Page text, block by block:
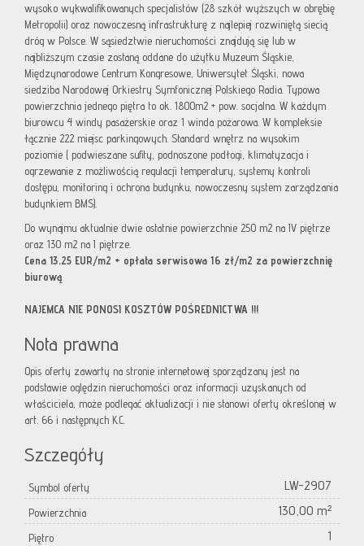
wysoko wykwalifikowanych specjalistów (28 szkół wyższych w obrębię
Metropolii) oraz nowoczesną infrastrukturę z najlepiej rozwiniętą siecią
dróg w Polsce. W sąsiedztwie nieruchomości znajdują się lub w
najbliższym czasie zostaną oddane do użytku Muzeum Śląskie,
Międzynarodowe Centrum Kongresowe, Uniwersytet Śląski, nowa
siedziba Narodowej Orkiestry Symfonicznej Polskiego Radia. Typowa
powierzchnia jednego piętra to ok. 1800m2 + pow. socjalna. W każdym
biurowcu 4 windy pasażerskie oraz 1 winda pożarowa. W kompleksie
łącznie 222 miejsc parkingowych. Standard wnętrz na wysokim
poziomie ( podwieszane sufity, podnoszone podłogi, klimatyzacja i
ogrzewanie z możliwością regulacji temperatury, systemy kontroli
dostępu, monitoring i ochrona budynku, nowoczesny system zarządzania
budynkiem BMS).
Do wynajmu aktualnie dwie ostatnie powierzchnie 250 m2 na IV piętrze
oraz 130 m2 na I piętrze.
Cena 13,25 EUR/m2 + opłata serwisowa 16 zł/m2 za powierzchnię
biurową
NAJEMCA NIE PONOSI KOSZTÓW POŚREDNICTWA !!!
Nota prawna
Opis oferty zawarty na stronie internetowej sporządzany jest na
podstawie oględzin nieruchomości oraz informacji uzyskanych od
właściciela, może podlegać aktualizacji i nie stanowi oferty określonej w
art. 66 i następnych K.C.
Szczegóły
Symbol oferty LW-2907
Powierzchnia 130,00 m²
Piętro 1